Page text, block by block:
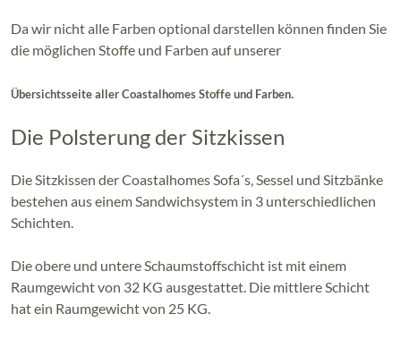
Da wir nicht alle Farben optional darstellen können finden Sie
die möglichen Stoffe und Farben auf unserer
Übersichtsseite aller Coastalhomes Stoffe und Farben.
Die Polsterung der Sitzkissen
Die Sitzkissen der Coastalhomes Sofa´s, Sessel und Sitzbänke
bestehen aus einem Sandwichsystem in 3 unterschiedlichen
Schichten.
Die obere und untere Schaumstoffschicht ist mit einem
Raumgewicht von 32 KG ausgestattet. Die mittlere Schicht
hat ein Raumgewicht von 25 KG.